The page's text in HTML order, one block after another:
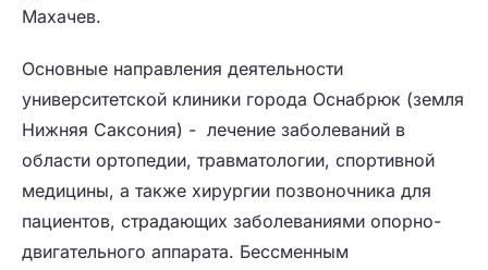
Махачев.
Основные направления деятельности
университетской клиники города Оснабрюк (земля
Нижняя Саксония) - лечение заболеваний в
области ортопедии, травматологии, спортивной
медицины, а также хирургии позвоночника для
пациентов, страдающих заболеваниями опорно-
двигательного аппарата. Бессменным